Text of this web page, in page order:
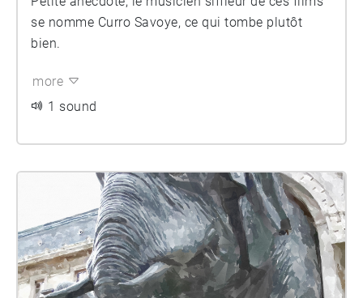
se nomme Curro Savoye, ce qui tombe plutôt
bien.
more
1 sound